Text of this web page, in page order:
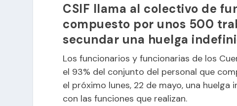
CSIF llama al colectivo de
compuesto por unos 500
secundar una huelga
Los funcionarios y funcionarias de los
el 93% del conjunto del personal que
el próximo lunes, 22 de mayo, una
con las funciones que realizan.